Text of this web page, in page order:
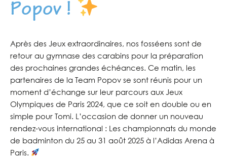
Popov !
Après des Jeux extraordinaires, nos fosséens sont de
retour au gymnase des carabins pour la préparation
des prochaines grandes échéances. Ce matin, les
partenaires de la Team Popov se sont réunis pour un
moment d’échange sur leur parcours aux Jeux
Olympiques de Paris 2024, que ce soit en double ou en
simple pour Tomi. L’occasion de donner un nouveau
rendez-vous international : Les championnats du monde
de badminton du 25 au 31 août 2025 à l’Adidas Arena à
Paris.